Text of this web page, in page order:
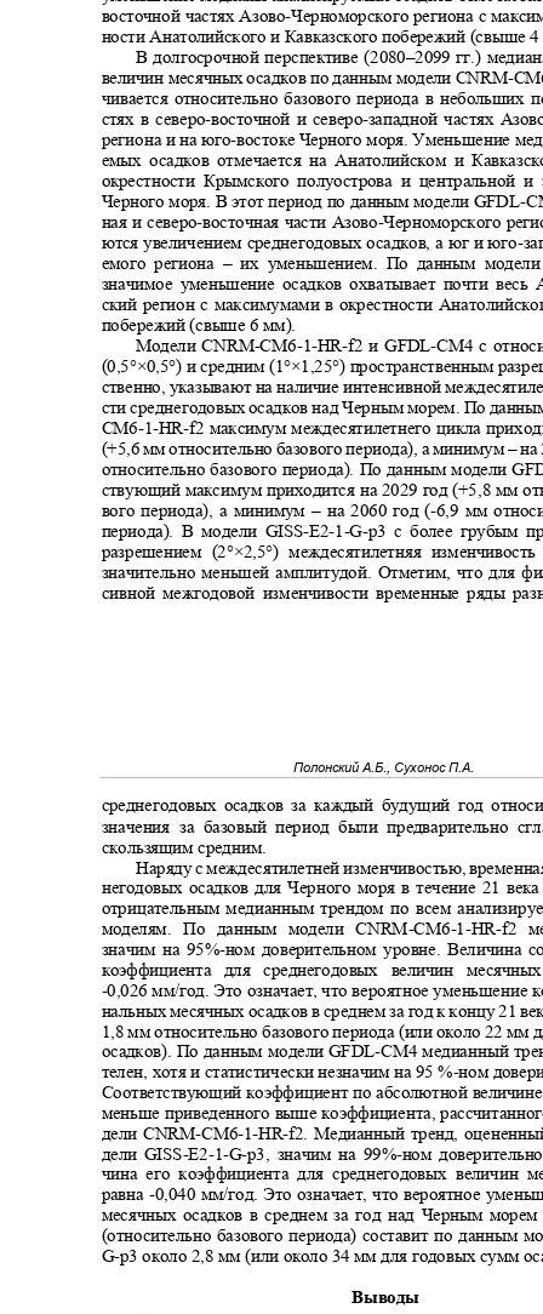
восточной частях Азово-Черноморского региона с
ности Анатолийского и Кавказского побережий (свыше
В долгосрочной перспективе (2080–2099 гг.)
величин месячных осадков по данным модели CNRM-
чивается относительно базового периода в
стях в северо-восточной и северо-западной частях
региона и на юго-востоке Черного моря. Уменьшение
емых осадков отмечается на Анатолийском и
окрестности Крымского полуострова и центральной
Черного моря. В этот период по данным модели GFDL-
ная и северо-восточная части Азово-Черноморского
ются увеличением среднегодовых осадков, а юг и юго-
емого региона–их уменьшением. По данным
значимое уменьшение осадков охватывает почти весь
ский регион с максимумами в окрестности
побережий (свыше 6 мм).
МоделиCNRM-CM6-1-HR-f2 иGFDL-CM4 с
(0,5°×0,5°) и средним (1°×1,25°) пространственным
ственно, указывают на наличие интенсивной
сти среднегодовых осадков над Черным морем. По
CM6-1-HR-f2 максимум междесятилетнего цикла
(+5,6 мм относительно базового периода), а минимум–на
относительно базового периода). По данным модели
ствующий максимум приходится на 2029 год (+5,8 мм
вого периода), а минимум– на 2060 год (-6,9 мм
периода). В модели GISS-E2-1-G-p3 с более грубым
разрешением (2°×2,5°) междесятилетняя
значительно меньшей амплитудой. Отметим, что для
сивной межгодовой изменчивости временные ряды
Полонский А.Б., Сухонос П.А.
среднегодовых осадков за каждый будущий год
значения за базовый период были предварительно
скользящим средним.
Наряду с междесятилетней изменчивостью,
негодовых осадков для Черного моря в течение 21
отрицательным медианным трендом по всем
моделям. По данным моделиCNRM-CM6-1-HR-f2
значим на 95%-ном доверительном уровне. Величина
коэффициента для среднегодовых величин
-0,026мм/год. Это означает, что вероятное уменьшение
нальных месячных осадков в среднем за год к концу 21
1,8 мм относительно базового периода (или около 22
осадков). По данным модели GFDL-CM4 медианный
телен, хотя и статистически незначим на 95 %-ном
Соответствующий коэффициент по абсолютной
меньше приведенного выше коэффициента,
дели CNRM-CM6-1-HR-f2. Медианный тренд,
дели GISS-E2-1-G-p3, значим на 99%-ном
чина его коэффициента для среднегодовых величин
равна-0,040 мм/год. Это означает, что вероятное
месячных осадков в среднем за год над Черным
(относительно базового периода) составит по данным
G-p3 около 2,8 мм (или около 34 мм для годовых сумм
Выводы